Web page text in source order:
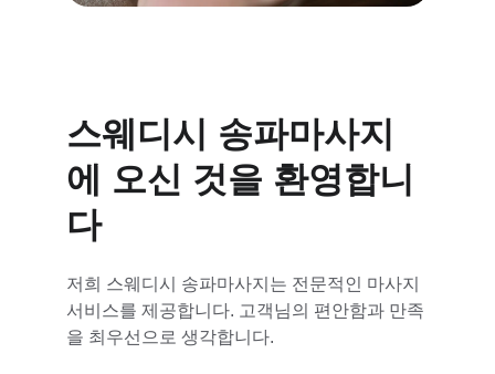
스웨디시 송파마사지
에 오신 것을 환영합니
다
저희 스웨디시 송파마사지는 전문적인 마사지
서비스를 제공합니다. 고객님의 편안함과 만족
을 최우선으로 생각합니다.